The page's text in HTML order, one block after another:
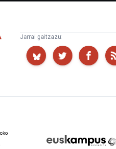
Jarrai gaitzazu: